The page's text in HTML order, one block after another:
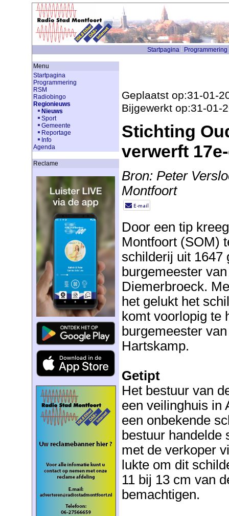
Startpagina Programmering
Menu
Startpagina
Programmering
RSM
Radiobingo
Regionieuws
Nieuws
Sport
Gemeente
Reportage
Info
Agenda
Reclame
Geplaatst op:31-01-
Bijgewerkt op:31-01-
Stichting
verwerft
Bron: Peter
Montfoort
Door een tip
Montfoort (SOM)
schilderij uit 1647
burgemeester
Diemerbroeck.
het gelukt het
komt voorlopig te
burgemeester
Hartskamp.
Getipt
Het bestuur van
een veilinghuis in
een onbekende
bestuur handelde
met de verkoper
lukte om dit
11 bij 13 cm van
bemachtigen.